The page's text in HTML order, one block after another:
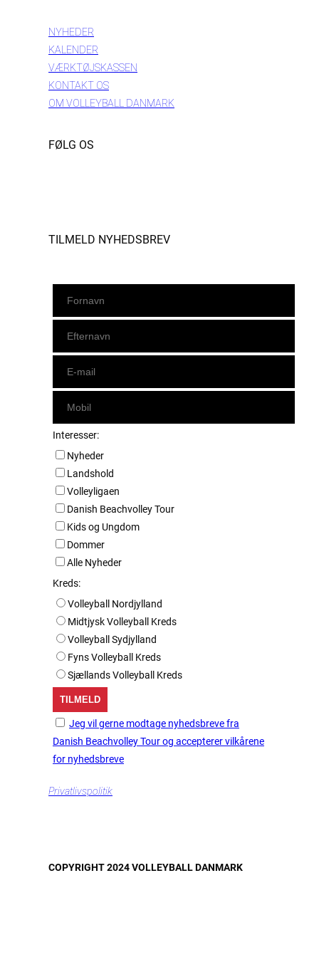
NYHEDER
KALENDER
VÆRKTØJSKASSEN
KONTAKT OS
OM VOLLEYBALL DANMARK
FØLG OS
TILMELD NYHEDSBREV
Interesser:
Nyheder
Landshold
Volleyligaen
Danish Beachvolley Tour
Kids og Ungdom
Dommer
Alle Nyheder
Kreds:
Volleyball Nordjylland
Midtjysk Volleyball Kreds
Volleyball Sydjylland
Fyns Volleyball Kreds
Sjællands Volleyball Kreds
Jeg vil gerne modtage nyhedsbreve fra
Danish Beachvolley Tour og accepterer vilkårene
for nyhedsbreve
Privatlivspolitik
COPYRIGHT 2024 VOLLEYBALL DANMARK